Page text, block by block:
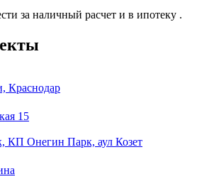
за наличный расчет и в ипотеку .
Краснодар
15
КП Онегин Парк, аул Козет